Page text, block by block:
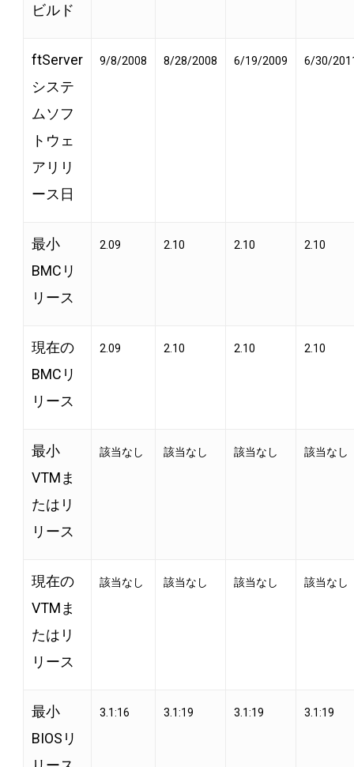
ビルド
ftServer
システ
ムソフ
トウェ
アリリ
ース日
9/8/2008 8/28/2008 6/19/2009 6/30/
最小
BMCリ
リース
2.09 2.10 2.10 2.10
現在の
BMCリ
リース
2.09 2.10 2.10 2.10
最小
VTMま
たはリ
リース
該当なし 該当なし 該当なし 該当なし
現在の
VTMま
たはリ
リース
該当なし 該当なし 該当なし 該当なし
最小
BIOSリ
3.1:16 3.1:19 3.1:19 3.1:19